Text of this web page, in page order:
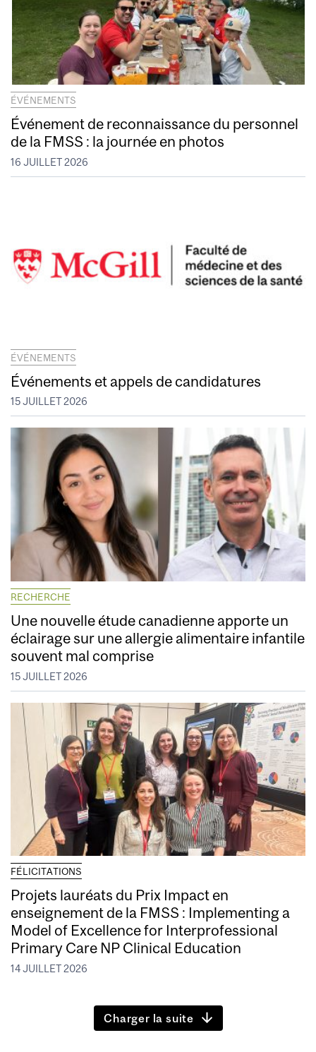
ÉVÉNEMENTS
Événement de reconnaissance du personnel
de la FMSS : la journée en photos
16 JUILLET 2026
ÉVÉNEMENTS
Événements et appels de candidatures
15 JUILLET 2026
RECHERCHE
Une nouvelle étude canadienne apporte un
éclairage sur une allergie alimentaire infantile
souvent mal comprise
15 JUILLET 2026
FÉLICITATIONS
Projets lauréats du Prix Impact en
enseignement de la FMSS : Implementing a
Model of Excellence for Interprofessional
Primary Care NP Clinical Education
14 JUILLET 2026
Charger la suite